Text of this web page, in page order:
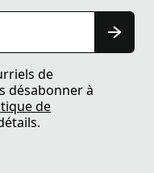
de
désabonner à
de